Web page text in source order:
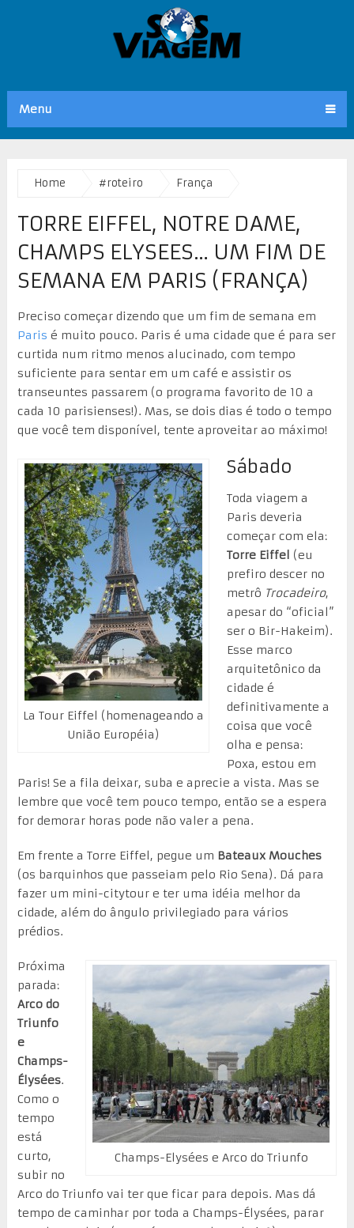
Menu
Home #roteiro França
TORRE EIFFEL, NOTRE DAME,
CHAMPS ELYSEES… UM FIM DE
SEMANA EM PARIS (FRANÇA)
Preciso começar dizendo que um fim de semana em
Paris é muito pouco. Paris é uma cidade que é para ser
curtida num ritmo menos alucinado, com tempo
suficiente para sentar em um café e assistir os
transeuntes passarem (o programa favorito de 10 a
cada 10 parisienses!). Mas, se dois dias é todo o tempo
que você tem disponível, tente aproveitar ao máximo!
La Tour Eiffel (homenageando a
União Européia)
Sábado
Toda viagem a
Paris deveria
começar com ela:
Torre Eiffel (eu
prefiro descer no
metrô Trocadeiro,
apesar do “oficial”
ser o Bir-Hakeim).
Esse marco
arquitetônico da
cidade é
definitivamente a
coisa que você
olha e pensa:
Poxa, estou em
Paris! Se a fila deixar, suba e aprecie a vista. Mas se
lembre que você tem pouco tempo, então se a espera
for demorar horas pode não valer a pena.
Em frente a Torre Eiffel, pegue um Bateaux Mouches
(os barquinhos que passeiam pelo Rio Sena). Dá para
fazer um mini-citytour e ter uma idéia melhor da
cidade, além do ângulo privilegiado para vários
prédios.
Champs-Elysées e Arco do Triunfo
Próxima
parada:
Arco do
Triunfo
e
Champs-
Élysées.
Como o
tempo
está
curto,
subir no
Arco do Triunfo vai ter que ficar para depois. Mas dá
tempo de caminhar por toda a Champs-Élysées, parar